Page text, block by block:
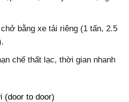
bằng xe tải riêng (1 tấn, 2.5
chế thất lạc, thời gian nhanh
(door to door)